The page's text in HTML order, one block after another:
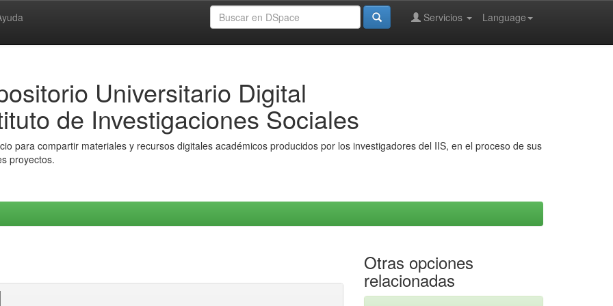
Language
Servicios
Universitario Digital
de Investigaciones Sociales
para compartir materiales y recursos digitales académicos producidos por los investigadores del IIS, en el proceso de sus
proyectos.
Otras opciones
relacionadas